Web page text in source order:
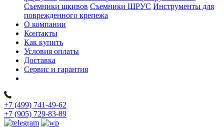
Съемники шкивов Съемники ШРУС Инструменты для
поврежденного крепежа
О компании
Контакты
Как купить
Условия оплаты
Доставка
Сервис и гарантия
+7 (499) 741-49-62
+7 (905) 729-83-89